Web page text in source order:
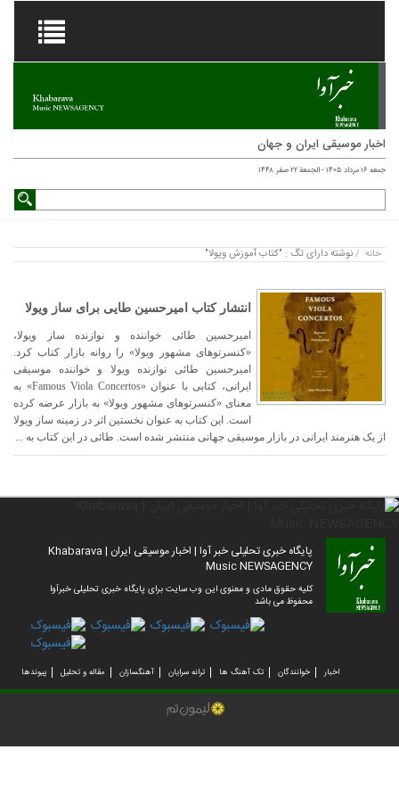
اخبار موسیقی ایران و جهان
جمعه ۱۶ مرداد ۱۴۰۵ - الجمعة ۲۲ صفر ۱۴۴۸
خانه /نوشته دارای تگ : "کتاب آموزش ویولا"
انتشار کتاب امیرحسین طایی برای ساز ویولا
امیرحسین طائی خواننده و نوازنده ساز ویولا،
«کنسرتوهای مشهور ویولا» را روانه بازار کتاب کرد.
امیرحسین طائی نوازنده ویولا و خواننده موسیقی
ایرانی، کتابی با عنوان «Famous Viola Concertos» به
معنای «کنسرتوهای مشهور ویولا» به بازار عرضه کرده
است. این کتاب به عنوان نخستین اثر در زمینه ساز ویولا
از یک هنرمند ایرانی در بازار موسیقی جهانی منتشر شده است. طائی در این کتاب به ...
پایگاه خبری تحلیلی خبر آوا | اخبار موسیقی ایران | Khabarava
Music NEWSAGENCY
کلیه حقوق مادی و معنوی این وب سایت برای پایگاه خبری تحلیلی خبرآوا
محفوظ می باشد
اخبار خوانندگان تک آهنگ ها ترانه سرایان آهنگسازان مقاله و تحلیل پیوندها